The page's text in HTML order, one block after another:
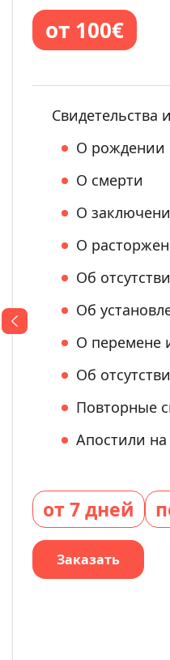
от 100€
Свидетельства
О рождении
О смерти
О
О
Об
Об
О перемене
Об
Повторные
Апостили
от 7 дней
Заказать